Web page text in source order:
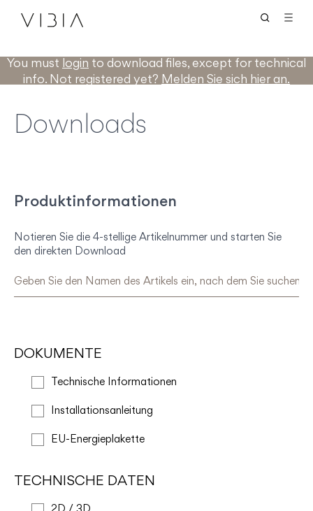
You must login to download files, except for technical
info. Not registered yet? Melden Sie sich hier an.
Downloads
Produktinformationen
Notieren Sie die 4-stellige Artikelnummer und starten Sie
den direkten Download
DOKUMENTE
Technische Informationen
Installationsanleitung
EU-Energieplakette
TECHNISCHE DATEN